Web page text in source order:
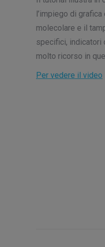
l’impiego di
molecolare e il
specifici, indicatori
molto ricorso in
Per vedere il video